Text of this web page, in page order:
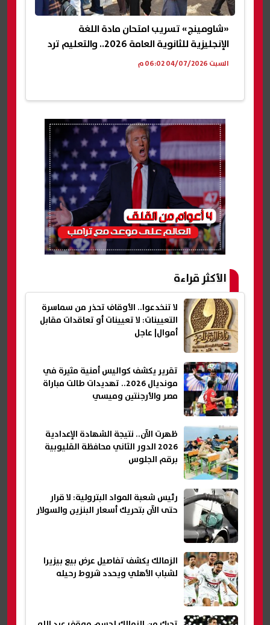
«شاومينج» تسريب امتحان مادة اللغة
الإنجليزية للثانوية العامة 2026.. والتعليم ترد
السبت 04/07/2026 06:02 م
الأكثر قراءة
لا تنخدعوا.. الأوقاف تحذر من سماسرة
التعيينات: لا تعيينات أو تعاقدات مقابل
أموال| عاجل
تقرير يكشف كواليس أمنية مثيرة في
مونديال 2026.. تهديدات طالت مباراة
مصر والأرجنتين وميسي
ظهرت الآن.. نتيجة الشهادة الإعدادية
2026 الدور الثاني محافظة القليوبية
برقم الجلوس
رئيس شعبة المواد البترولية: لا قرار
حتى الآن بتحريك أسعار البنزين والسولار
الزمالك يكشف تفاصيل عرض بيع بيزيرا
لشباب الأهلي ويحدد شروط رحيله